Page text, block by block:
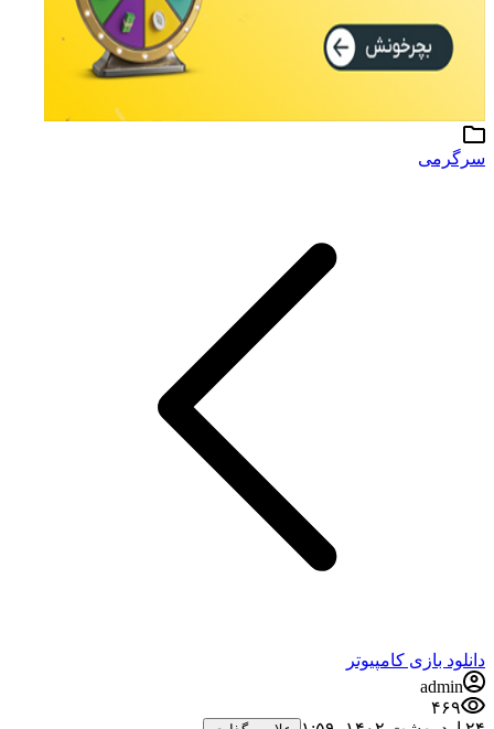
سرگرمی
دانلود بازی کامپیوتر
admin
۴۶۹